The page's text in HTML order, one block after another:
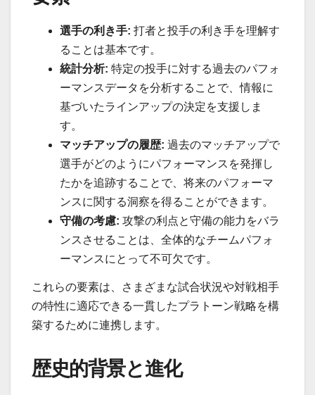
選手の利き手: 打者と投手の利き手を理解す
ることは基本です。
統計分析: 特定の投手に対する過去のパフォ
ーマンスデータを分析することで、情報に
基づいたラインアップの決定を支援しま
す。
マッチアップの履歴: 過去のマッチアップで
選手がどのようにパフォーマンスを発揮し
たかを追跡することで、将来のパフォーマ
ンスに関する洞察を得ることができます。
守備の考慮: 攻撃の利点と守備の能力をバラ
ンスさせることは、全体的なチームパフォ
ーマンスにとって不可欠です。
これらの要素は、さまざまな試合状況や対戦相手
の特性に適応できる一貫したプラトーン戦略を構
築するために連携します。
歴史的背景と進化